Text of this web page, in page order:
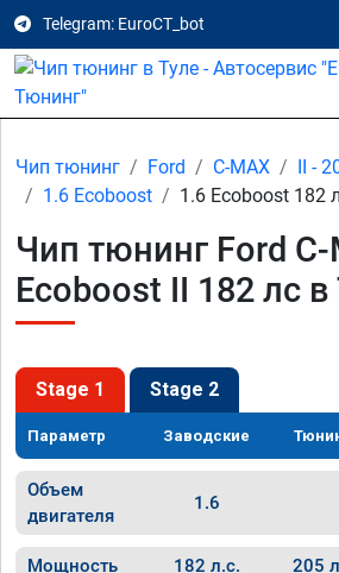
Telegram: EuroCT_bot
Чип тюнинг Ford C-MAX
II -
1.6 Ecoboost
1.6 Ecoboost 182
Чип тюнинг Ford C-
Ecoboost II 182 лс в
Stage 1 Stage 2
Параметр Заводские
Объем
двигателя
1.6
Мощность 182 л.с. 205